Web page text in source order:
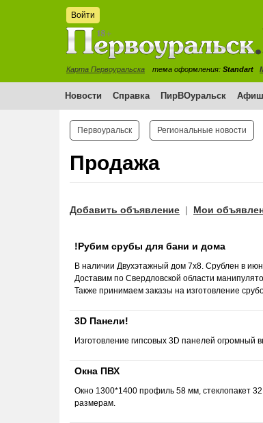
Войти
Карта Первоуральска тема оформления: Standart
Новости Справка ПирВОуральск
Первоуральск Региональные новости
Продажа
Добавить объявление Мои
!Рубим срубы для бани и дома
В наличии Двухэтажный дом 7х8. Срублен в
Доставим по Свердловской области
Также принимаем заказы на изготовление
3D Панели!
Изготовление гипсовых 3D панелей огромный
Окна ПВХ
Окно 1300*1400 профиль 58 мм, стеклопакет
размерам.